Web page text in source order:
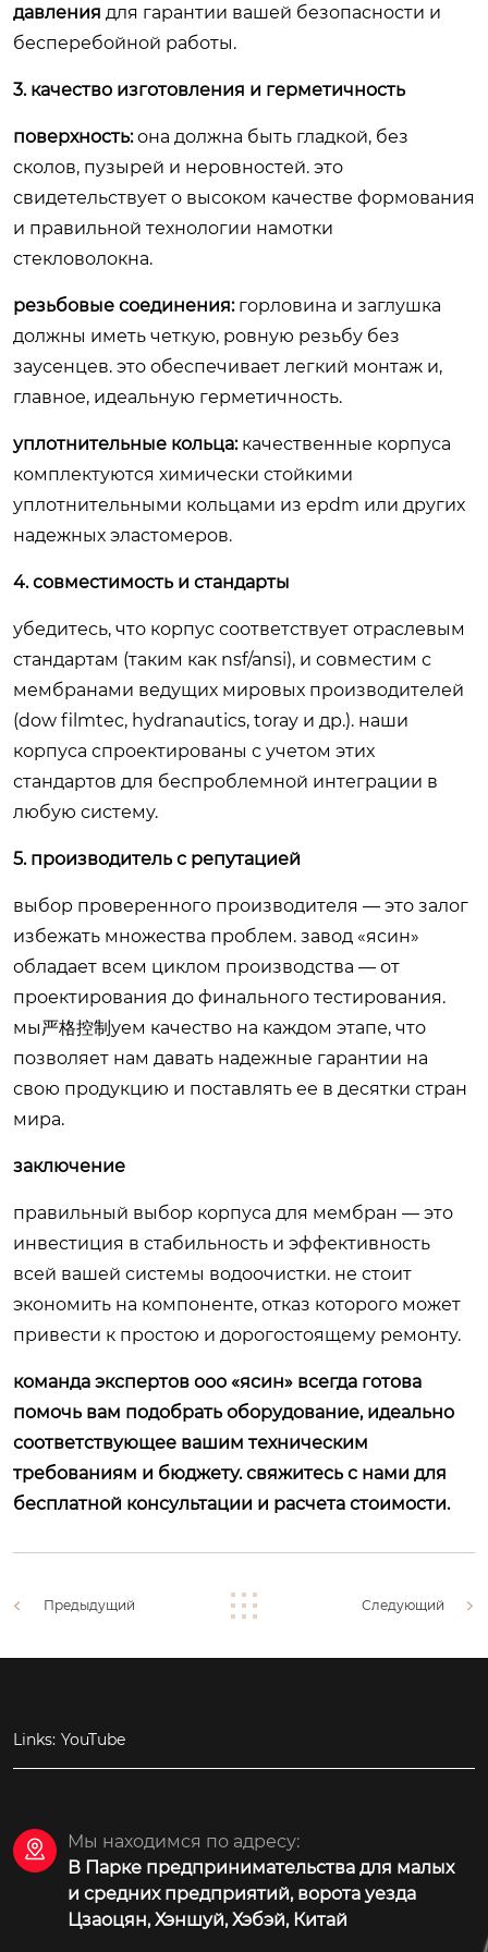
давления для гарантии вашей безопасности и
бесперебойной работы.
3. качество изготовления и герметичность
поверхность:она должна быть гладкой, без
сколов, пузырей и неровностей. это
свидетельствует о высоком качестве формования
и правильной технологии намотки
стекловолокна.
резьбовые соединения:горловина и заглушка
должны иметь четкую, ровную резьбу без
заусенцев. это обеспечивает легкий монтаж и,
главное, идеальную герметичность.
уплотнительные кольца:качественные корпуса
комплектуются химически стойкими
уплотнительными кольцами из epdm или других
надежных эластомеров.
4. совместимость и стандарты
убедитесь, что корпус соответствует отраслевым
стандартам (таким как nsf/ansi), и совместим с
мембранами ведущих мировых производителей
(dow filmtec, hydranautics, toray и др.). наши
корпуса спроектированы с учетом этих
стандартов для беспроблемной интеграции в
любую систему.
5. производитель с репутацией
выбор проверенного производителя — это залог
избежать множества проблем. завод «ясин»
обладает всем циклом производства — от
проектирования до финального тестирования.
мы严格控制уем качество на каждом этапе, что
позволяет нам давать надежные гарантии на
свою продукцию и поставлять ее в десятки стран
мира.
заключение
правильный выбор корпуса для мембран — это
инвестиция в стабильность и эффективность
всей вашей системы водоочистки. не стоит
экономить на компоненте, отказ которого может
привести к простою и дорогостоящему ремонту.
команда экспертов ооо «ясин» всегда готова
помочь вам подобрать оборудование, идеально
соответствующее вашим техническим
требованиям и бюджету. свяжитесь с нами для
бесплатной консультации и расчета стоимости.
Предыдущий Следующий
Links: YouTube

Мы находимся по адресу:
В Парке предпринимательства для малых
и средних предприятий, ворота уезда
Цзаоцян, Хэншуй, Хэбэй, Китай